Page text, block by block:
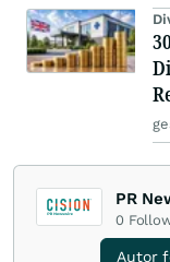
PR
0
Autor